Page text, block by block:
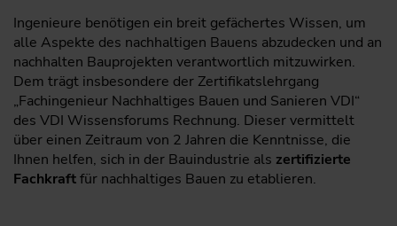
Ingenieure benötigen ein breit gefächertes Wissen, um
alle Aspekte des nachhaltigen Bauens abzudecken und an
nachhalten Bauprojekten verantwortlich mitzuwirken.
Dem trägt insbesondere der Zertifikatslehrgang
„Fachingenieur Nachhaltiges Bauen und Sanieren VDI“
des VDI Wissensforums Rechnung. Dieser vermittelt
über einen Zeitraum von 2 Jahren die Kenntnisse, die
Ihnen helfen, sich in der Bauindustrie als zertifizierte
Fachkraftfür nachhaltiges Bauen zu etablieren.